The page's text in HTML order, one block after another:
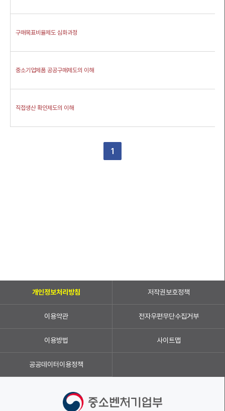
구매목표비율제도 심화과정
중소기업제품 공공구매제도의 이해
직접생산 확인제도의 이해
1
개인정보처리방침 저작권보호정책
이용약관 전자우편무단수집거부
이용방법 사이트맵
공공데이터이용정책